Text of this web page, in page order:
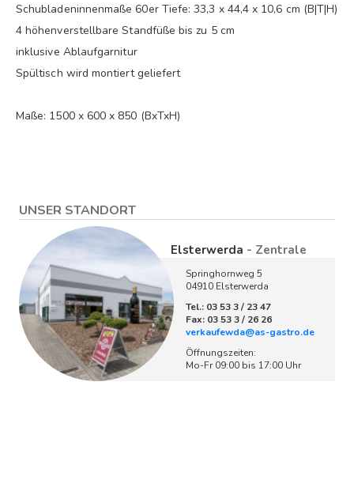
Schubladeninnenmaße 60er Tiefe: 33,3 x 44,4 x 10,6 cm (B|T|H)
4 höhenverstellbare Standfüße bis zu 5 cm
inklusive Ablaufgarnitur
Spültisch wird montiert geliefert
Maße: 1500 x 600 x 850 (BxTxH)
UNSER STANDORT
Elsterwerda - Zentrale
Springhornweg 5
04910 Elsterwerda
Tel.: 03 53 3 / 23 47
Fax: 03 53 3 / 26 26
verkaufewda@as-gastro.de
Öffnungszeiten:
Mo-Fr 09:00 bis 17:00 Uhr